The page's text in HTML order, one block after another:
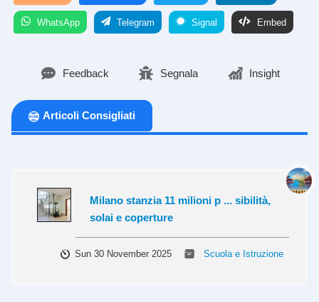
WhatsApp Telegram Signal Embed
Feedback Segnala Insight
Articoli Consigliati
Milano stanzia 11 milioni p ... sibilità,
solai e coperture
Sun 30 November 2025 Scuola e Istruzione